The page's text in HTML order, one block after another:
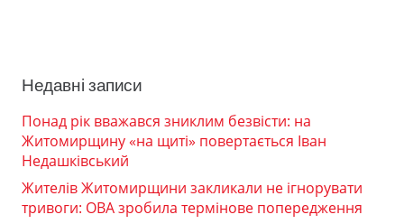
Недавні записи
Понад рік вважався зниклим безвісти: на
Житомирщину «на щиті» повертається Іван
Недашківський
Жителів Житомирщини закликали не ігнорувати
тривоги: ОВА зробила термінове попередження